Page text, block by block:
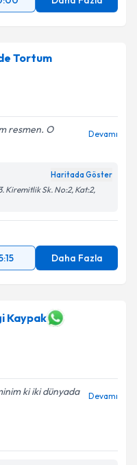
Tortum
resmen. O
Devamı
Haritada Göster
Kiremitlik Sk. No:2, Kat:2,
Daha Fazla
Kaypak
ki iki dünyada
Devamı